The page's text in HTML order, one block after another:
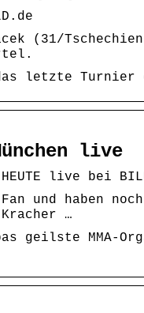
(31/
letzte Turnier
live
HEUTE live bei
und haben
…
geilste MMA-